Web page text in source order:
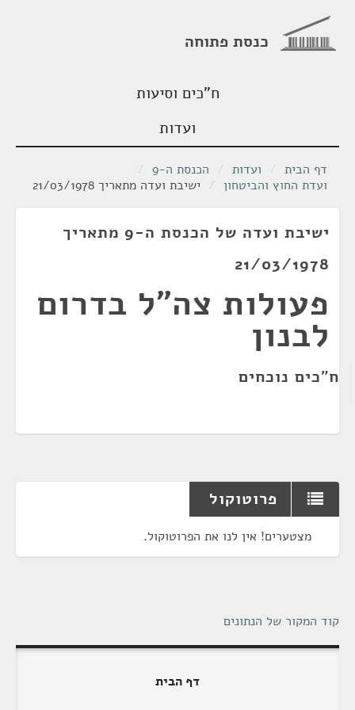
כנסת פתוחה
ח"כים וסיעות
ועדות
דף הבית / ועדות / הכנסת ה-9
/
ועדת החוץ והביטחון / ישיבת ועדה מתאריך 21/03/1978
ישיבת ועדה של הכנסת ה-9 מתאריך
21/03/1978
פעולות צה"ל בדרום
לבנון
ח"כים נוכחים
פרוטוקול
מצטערים! אין לנו את הפרוטוקול.
קוד המקור של הנתונים
דף הבית